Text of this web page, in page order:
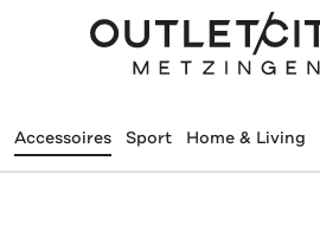
Accessoires Sport Home & Living